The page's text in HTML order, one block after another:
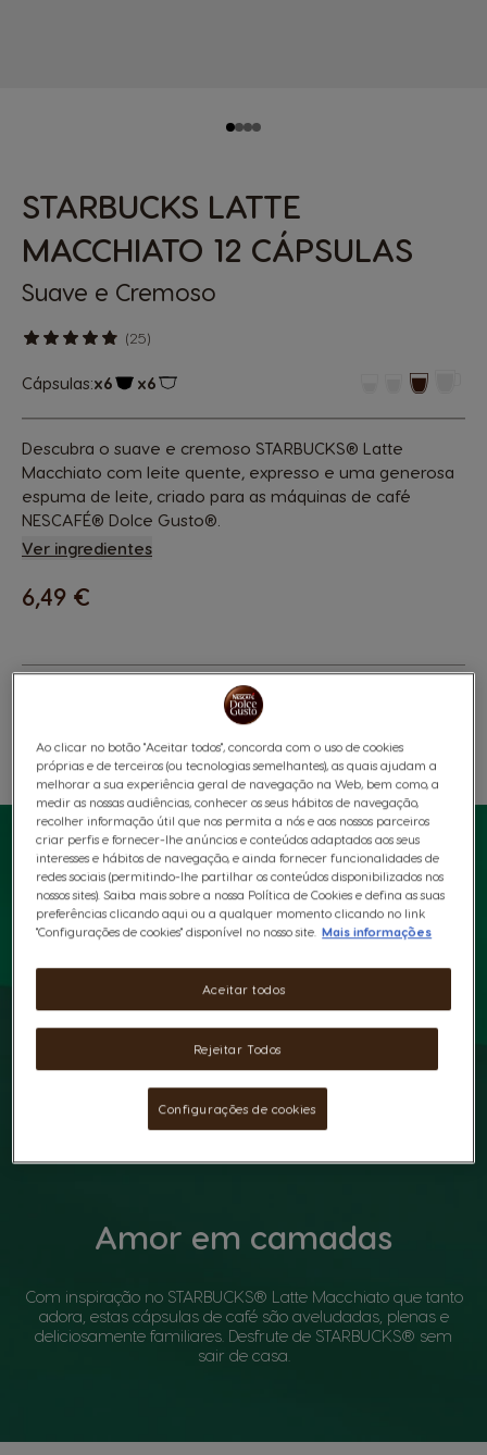
STARBUCKS LATTE
MACCHIATO 12 CÁPSULAS
Suave e Cremoso
(25)
Cápsulas:x6 x6
Descubra o suave e cremoso STARBUCKS® Latte
Macchiato com leite quente, expresso e uma generosa
espuma de leite, criado para as máquinas de café
NESCAFÉ® Dolce Gusto®.
Ver ingredientes
6,49 €
Favoritos
Lista De Desejos
Amor em camadas
Com inspiração no STARBUCKS® Latte Macchiato que tanto
adora, estas cápsulas de café são aveludadas, plenas e
deliciosamente familiares. Desfrute de STARBUCKS® sem
sair de casa.
Ao clicar no botão "Aceitar todos", concorda com o uso de cookies
próprias e de terceiros (ou tecnologias semelhantes), as quais ajudam a
melhorar a sua experiência geral de navegação na Web, bem como, a
medir as nossas audiências, conhecer os seus hábitos de navegação,
recolher informação útil que nos permita a nós e aos nossos parceiros
criar perfis e fornecer-lhe anúncios e conteúdos adaptados aos seus
interesses e hábitos de navegação, e ainda fornecer funcionalidades de
redes sociais (permitindo-lhe partilhar os conteúdos disponibilizados nos
nossos sites). Saiba mais sobre a nossa Política de Cookies e defina as suas
preferências clicando aqui ou a qualquer momento clicando no link
"Configurações de cookies" disponível no nosso site. Mais informações
Rejeitar Todos
Aceitar todos
Configurações de cookies